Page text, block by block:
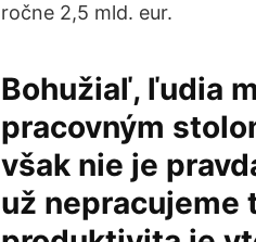
ročne 2,5 mld. eur.
Bohužiaľ, ľudia
pracovným
však nie je
už nepracujeme